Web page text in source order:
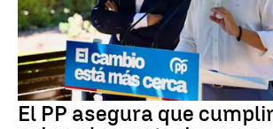
El PP asegura que